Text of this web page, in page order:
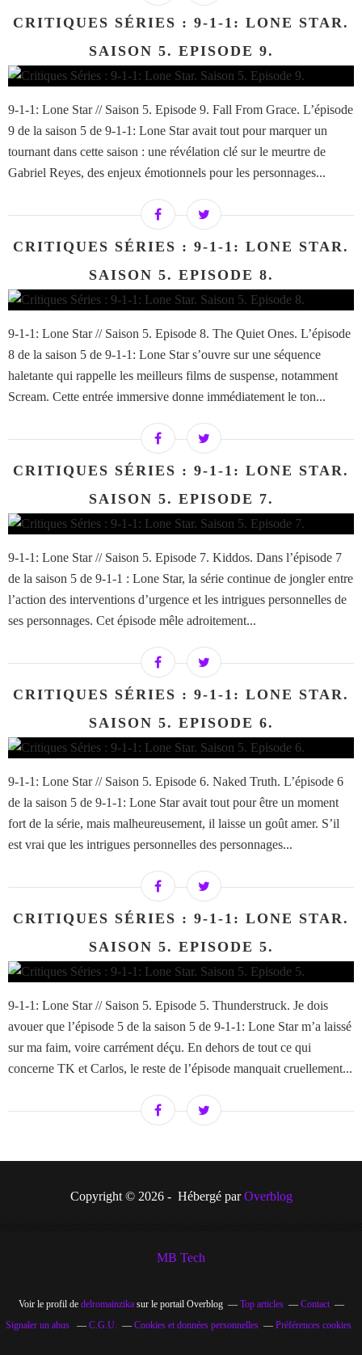
CRITIQUES SÉRIES : 9-1-1: LONE STAR.
SAISON 5. EPISODE 9.
9-1-1: Lone Star // Saison 5. Episode 9. Fall From Grace. L’épisode
9 de la saison 5 de 9-1-1: Lone Star avait tout pour marquer un
tournant dans cette saison : une révélation clé sur le meurtre de
Gabriel Reyes, des enjeux émotionnels pour les personnages...
CRITIQUES SÉRIES : 9-1-1: LONE STAR.
SAISON 5. EPISODE 8.
9-1-1: Lone Star // Saison 5. Episode 8. The Quiet Ones. L’épisode
8 de la saison 5 de 9-1-1: Lone Star s’ouvre sur une séquence
haletante qui rappelle les meilleurs films de suspense, notamment
Scream. Cette entrée immersive donne immédiatement le ton...
CRITIQUES SÉRIES : 9-1-1: LONE STAR.
SAISON 5. EPISODE 7.
9-1-1: Lone Star // Saison 5. Episode 7. Kiddos. Dans l’épisode 7
de la saison 5 de 9-1-1 : Lone Star, la série continue de jongler entre
l’action des interventions d’urgence et les intrigues personnelles de
ses personnages. Cet épisode mêle adroitement...
CRITIQUES SÉRIES : 9-1-1: LONE STAR.
SAISON 5. EPISODE 6.
9-1-1: Lone Star // Saison 5. Episode 6. Naked Truth. L’épisode 6
de la saison 5 de 9-1-1: Lone Star avait tout pour être un moment
fort de la série, mais malheureusement, il laisse un goût amer. S’il
est vrai que les intrigues personnelles des personnages...
CRITIQUES SÉRIES : 9-1-1: LONE STAR.
SAISON 5. EPISODE 5.
9-1-1: Lone Star // Saison 5. Episode 5. Thunderstruck. Je dois
avouer que l’épisode 5 de la saison 5 de 9-1-1: Lone Star m’a laissé
sur ma faim, voire carrément déçu. En dehors de tout ce qui
concerne TK et Carlos, le reste de l’épisode manquait cruellement...
Copyright © 2026 - Hébergé parOverblog
MB Tech
Voir le profil de delromainzikasur le portail Overblog Top articles
Contact
Signaler un abus
C.G.U. Cookies et données personnelles Préférences cookies